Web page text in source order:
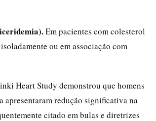
Em pacientes com colesterol
ou em associação com
Heart Study demonstrou que homens
redução significativa na
citado em bulas e diretrizes